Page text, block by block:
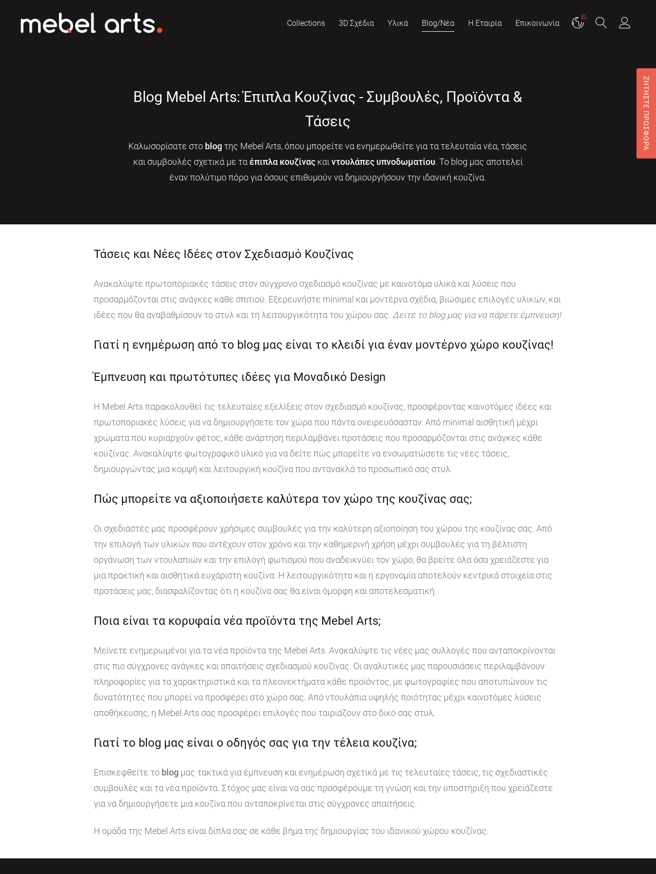
Collections 3D Σχέδια Υλικά Blog/Νέα Η Εταιρία Επικοινωνία
EL
Blog Mebel Arts: Έπιπλα Κουζίνας - Συμβουλές, Προϊόντα &
Τάσεις
Καλωσορίσατε στο blogτης Mebel Arts, όπου μπορείτε να ενημερωθείτε για τα τελευταία νέα, τάσεις
και συμβουλές σχετικά με τα έπιπλα κουζίναςκαι ντουλάπες υπνοδωματίου. Το blog μας αποτελεί
έναν πολύτιμο πόρο για όσους επιθυμούν να δημιουργήσουν την ιδανική κουζίνα.
Τάσεις και Νέες Ιδέες στον Σχεδιασμό Κουζίνας
Ανακαλύψτε πρωτοποριακές τάσεις στον σύγχρονο σχεδιασμό κουζίνας με καινοτόμα υλικά και λύσεις που
προσαρμόζονται στις ανάγκες κάθε σπιτιού. Εξερευνήστε minimal και μοντέρνα σχέδια, βιώσιμες επιλογές υλικών, και
ιδέες που θα αναβαθμίσουν το στυλ και τη λειτουργικότητα του χώρου σας. Δείτε το blog μας για να πάρετε έμπνευση!
Γιατί η ενημέρωση από το blog μας είναι το κλειδί για έναν μοντέρνο χώρο κουζίνας!
Έμπνευση και πρωτότυπες ιδέες για Μοναδικό Design
Η Mebel Arts παρακολουθεί τις τελευταίες εξελίξεις στον σχεδιασμό κουζίνας, προσφέροντας καινοτόμες ιδέες και
πρωτοποριακές λύσεις για να δημιουργήσετε τον χώρο που πάντα ονειρευόσασταν. Από minimal αισθητική μέχρι
χρώματα που κυριαρχούν φέτος, κάθε ανάρτηση περιλαμβάνει προτάσεις που προσαρμόζονται στις ανάγκες κάθε
κουζίνας. Ανακαλύψτε φωτογραφικό υλικό για να δείτε πώς μπορείτε να ενσωματώσετε τις νέες τάσεις,
δημιουργώντας μια κομψή και λειτουργική κουζίνα που αντανακλά το προσωπικό σας στυλ.
Πώς μπορείτε να αξιοποιήσετε καλύτερα τον χώρο της κουζίνας σας;
Οι σχεδιαστές μας προσφέρουν χρήσιμες συμβουλές για την καλύτερη αξιοποίηση του χώρου της κουζίνας σας. Από
την επιλογή των υλικών που αντέχουν στον χρόνο και την καθημερινή χρήση μέχρι συμβουλές για τη βέλτιστη
οργάνωση των ντουλαπιών και την επιλογή φωτισμού που αναδεικνύει τον χώρο, θα βρείτε όλα όσα χρειάζεστε για
μια πρακτική και αισθητικά ευχάριστη κουζίνα. Η λειτουργικότητα και η εργονομία αποτελούν κεντρικά στοιχεία στις
προτάσεις μας, διασφαλίζοντας ότι η κουζίνα σας θα είναι όμορφη και αποτελεσματική.
Ποια είναι τα κορυφαία νέα προϊόντα της Mebel Arts;
Μείνετε ενημερωμένοι για τα νέα προϊόντα της Mebel Arts. Ανακαλύψτε τις νέες μας συλλογές που ανταποκρίνονται
στις πιο σύγχρονες ανάγκες και απαιτήσεις σχεδιασμού κουζίνας. Οι αναλυτικές μας παρουσιάσεις περιλαμβάνουν
πληροφορίες για τα χαρακτηριστικά και τα πλεονεκτήματα κάθε προϊόντος, με φωτογραφίες που αποτυπώνουν τις
δυνατότητες που μπορεί να προσφέρει στο χώρο σας. Από ντουλάπια υψηλής ποιότητας μέχρι καινοτόμες λύσεις
αποθήκευσης, η Mebel Arts σας προσφέρει επιλογές που ταιριάζουν στο δικό σας στυλ.
Γιατί το blog μας είναι ο οδηγός σας για την τέλεια κουζίνα;
Επισκεφθείτε το blog μας τακτικά για έμπνευση και ενημέρωση σχετικά με τις τελευταίες τάσεις, τις σχεδιαστικές
συμβουλές και τα νέα προϊόντα. Στόχος μας είναι να σας προσφέρουμε τη γνώση και την υποστήριξη που χρειάζεστε
για να δημιουργήσετε μια κουζίνα που ανταποκρίνεται στις σύγχρονες απαιτήσεις.
Η ομάδα της Mebel Arts είναι δίπλα σας σε κάθε βήμα της δημιουργίας του ιδανικού χώρου κουζίνας.
ΖΗΤΗΣΤΕ ΠΡΟΣΦΟΡΑ